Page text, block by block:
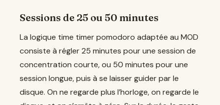
Sessions de 25 ou 50 minutes
La logique time timer pomodoro adaptée au MOD
consiste à régler 25 minutes pour une session de
concentration courte, ou 50 minutes pour une
session longue, puis à se laisser guider par le
disque. On ne regarde plus l’horloge, on regarde le